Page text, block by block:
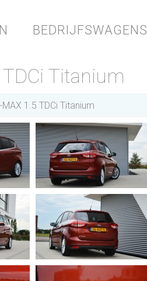
BEDRIJFSWAGENS
TDCi Titanium
MAX 1.5 TDCi Titanium